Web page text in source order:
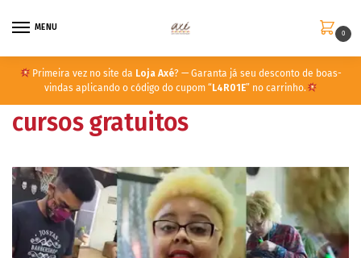
MENU
0
Primeira vez no site da Loja Axé? — Garanta já seu desconto de boas-
vindas aplicando o código do cupom “ L4R01E” no carrinho.
cursos gratuitos